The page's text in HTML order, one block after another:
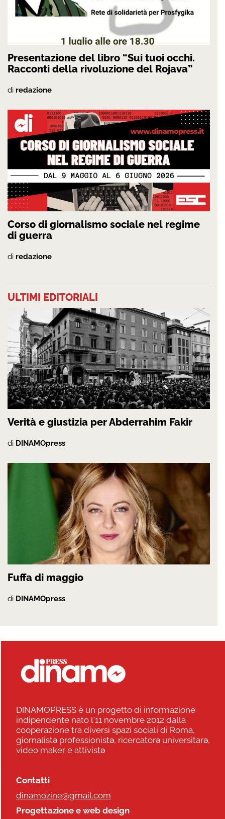
Presentazione del libro “Sui tuoi occhi.
Racconti della rivoluzione del Rojava”
di redazione
Corso di giornalismo sociale nel regime
di guerra
di redazione
ULTIMI EDITORIALI
Verità e giustizia per Abderrahim Fakir
di DINAMOpress
Fuffa di maggio
di DINAMOpress
DINAMOPRESS è un progetto di informazione
indipendente nato l'11 novembre 2012 dalla
cooperazione tra diversi spazi sociali di Roma,
giornalistə professionistə, ricercatorə universitarə,
video maker e attivistə
Contatti
dinamozine@gmail.com
Progettazione e web design